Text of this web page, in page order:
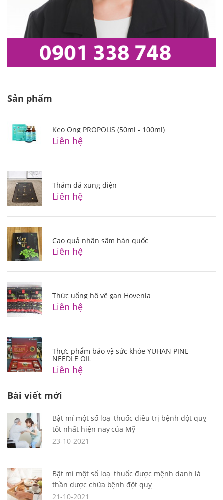
Sản phẩm
Keo Ong PROPOLIS (50ml - 100ml)
Liên hệ
Thảm đá xung điện
Liên hệ
Cao quả nhân sâm hàn quốc
Liên hệ
Thức uống hộ vệ gan Hovenia
Liên hệ
Thực phẩm bảo vệ sức khỏe YUHAN PINE
NEEDLE OIL
Liên hệ
Bài viết mới
Bật mí một số loại thuốc điều trị bệnh đột quỵ
tốt nhất hiện nay của Mỹ
23-10-2021
Bật mí một số loại thuốc được mệnh danh là
thần dược chữa bệnh đột quỵ
21-10-2021